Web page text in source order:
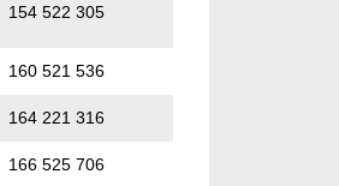
154 522 305
160 521 536
164 221 316
166 525 706